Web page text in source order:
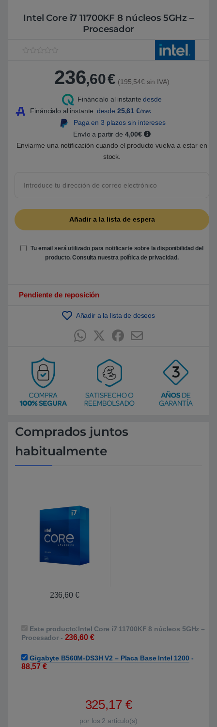
Intel Core i7 11700KF 8 núcleos 5GHz –
Procesador
o
5
s
o
b
a
d
n
u
n
ó
n
236,60€ (195,54€ sin IVA)
Fináncialo al instante desde
Fináncialo al instante desde 25,61 €/mes
Paga en 3 plazos sin intereses
Envío a partir de 4,00€
Enviarme una notificación cuando el producto vuelva a estar en
stock.
Tu email será utilizado para notificarte sobre la disponibilidad del
producto. Consulta nuestra política de privacidad.
Pendiente de reposición
Añadir a la lista de deseos
Comprados juntos
habitualmente
236,60 €
Este producto:Intel Core i7 11700KF 8 núcleos 5GHz –
Procesador - 236,60 €
Gigabyte B560M-DS3H V2 – Placa Base Intel 1200-
88,57 €
325,17 €
por los 2 articulo(s)